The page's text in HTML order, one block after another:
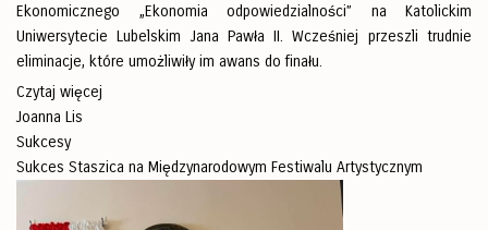
Ekonomicznego „Ekonomia odpowiedzialności” na Katolickim
Uniwersytecie Lubelskim Jana Pawła II. Wcześniej przeszli trudnie
eliminacje, które umożliwiły im awans do finału.
Czytaj więcej
Joanna Lis
Sukcesy
Sukces Staszica na Międzynarodowym Festiwalu Artystycznym